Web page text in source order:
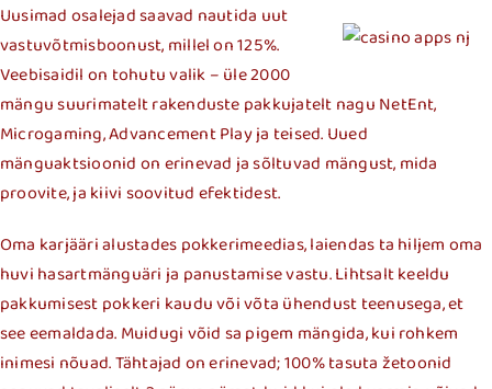
Uusimad osalejad saavad nautida uut
vastuvõtmisboonust, millel on 125%.
Veebisaidil on tohutu valik – üle 2000
mängu suurimatelt rakenduste pakkujatelt nagu NetEnt,
Microgaming, Advancement Play ja teised. Uued
mänguaktsioonid on erinevad ja sõltuvad mängust, mida
proovite, ja kiivi soovitud efektidest.
Oma karjääri alustades pokkerimeedias, laiendas ta hiljem oma
huvi hasartmänguäri ja panustamise vastu. Lihtsalt keeldu
pakkumisest pokkeri kaudu või võta ühendust teenusega, et
see eemaldada. Muidugi võid sa pigem mängida, kui rohkem
inimesi nõuad. Tähtajad on erinevad; 100% tasuta žetoonid